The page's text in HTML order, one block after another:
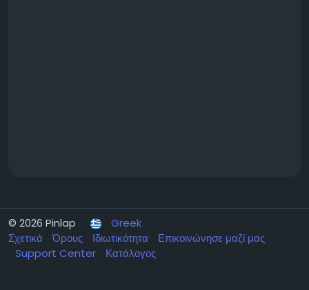
© 2026 Pinlap
Greek
Σχετικά
Όρους Ιδιωτικότητα
Επικοινώνησε μαζί μας
Support Center
Κατάλογος